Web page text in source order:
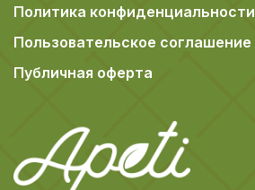
Политика конфиденциальности
Пользовательское соглашение
Публичная оферта